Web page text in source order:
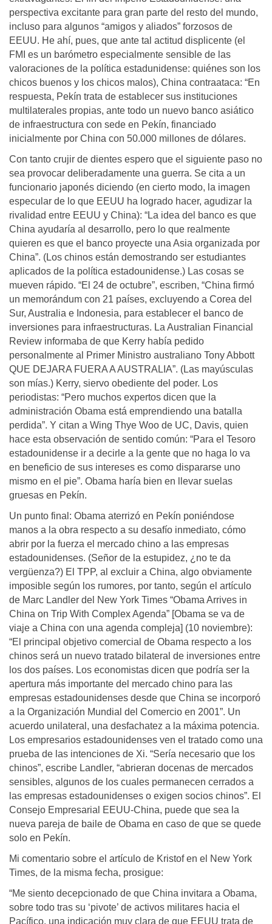
perspectiva excitante para gran parte del resto del mundo,
incluso para algunos “amigos y aliados” forzosos de
EEUU. He ahí, pues, que ante tal actitud displicente (el
FMI es un barómetro especialmente sensible de las
valoraciones de la política estadunidense: quiénes son los
chicos buenos y los chicos malos), China contraataca: “En
respuesta, Pekín trata de establecer sus instituciones
multilaterales propias, ante todo un nuevo banco asiático
de infraestructura con sede en Pekín, financiado
inicialmente por China con 50.000 millones de dólares.
Con tanto crujir de dientes espero que el siguiente paso no
sea provocar deliberadamente una guerra. Se cita a un
funcionario japonés diciendo (en cierto modo, la imagen
especular de lo que EEUU ha logrado hacer, agudizar la
rivalidad entre EEUU y China): “La idea del banco es que
China ayudaría al desarrollo, pero lo que realmente
quieren es que el banco proyecte una Asia organizada por
China”. (Los chinos están demostrando ser estudiantes
aplicados de la política estadounidense.) Las cosas se
mueven rápido. “El 24 de octubre”, escriben, “China firmó
un memorándum con 21 países, excluyendo a Corea del
Sur, Australia e Indonesia, para establecer el banco de
inversiones para infraestructuras. La Australian Financial
Review informaba de que Kerry había pedido
personalmente al Primer Ministro australiano Tony Abbott
QUE DEJARA FUERA A AUSTRALIA”. (Las mayúsculas
son mías.) Kerry, siervo obediente del poder. Los
periodistas: “Pero muchos expertos dicen que la
administración Obama está emprendiendo una batalla
perdida”. Y citan a Wing Thye Woo de UC, Davis, quien
hace esta observación de sentido común: “Para el Tesoro
estadounidense ir a decirle a la gente que no haga lo va
en beneficio de sus intereses es como dispararse uno
mismo en el pie”. Obama haría bien en llevar suelas
gruesas en Pekín.
Un punto final: Obama aterrizó en Pekín poniéndose
manos a la obra respecto a su desafío inmediato, cómo
abrir por la fuerza el mercado chino a las empresas
estadounidenses. (Señor de la estupidez, ¿no te da
vergüenza?) El TPP, al excluir a China, algo obviamente
imposible según los rumores, por tanto, según el artículo
de Marc Landler del New York Times “Obama Arrives in
China on Trip With Complex Agenda” [Obama se va de
viaje a China con una agenda compleja] (10 noviembre):
“El principal objetivo comercial de Obama respecto a los
chinos será un nuevo tratado bilateral de inversiones entre
los dos países. Los economistas dicen que podría ser la
apertura más importante del mercado chino para las
empresas estadounidenses desde que China se incorporó
a la Organización Mundial del Comercio en 2001”. Un
acuerdo unilateral, una desfachatez a la máxima potencia.
Los empresarios estadounidenses ven el tratado como una
prueba de las intenciones de Xi. “Sería necesario que los
chinos”, escribe Landler, “abrieran docenas de mercados
sensibles, algunos de los cuales permanecen cerrados a
las empresas estadounidenses o exigen socios chinos”. El
Consejo Empresarial EEUU-China, puede que sea la
nueva pareja de baile de Obama en caso de que se quede
solo en Pekín.
Mi comentario sobre el artículo de Kristof en el New York
Times, de la misma fecha, prosigue:
“Me siento decepcionado de que China invitara a Obama,
sobre todo tras su ‘pivote’ de activos militares hacia el
Pacífico, una indicación muy clara de que EEUU trata de